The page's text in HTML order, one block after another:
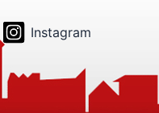
Instagram